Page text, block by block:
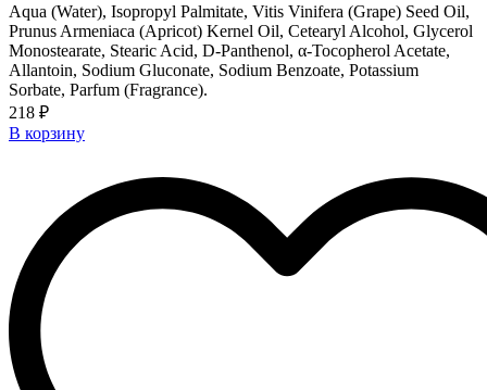
Aqua (Water), Isopropyl Palmitate, Vitis Vinifera (Grape) Seed Oil,
Prunus Armeniaca (Apricot) Kernel Oil, Cetearyl Alcohol, Glycerol
Monostearate, Stearic Acid, D-Panthenol, α-Tocopherol Acetate,
Allantoin, Sodium Gluconate, Sodium Benzoate, Potassium
Sorbate, Parfum (Fragrance).
218 ₽
В корзину